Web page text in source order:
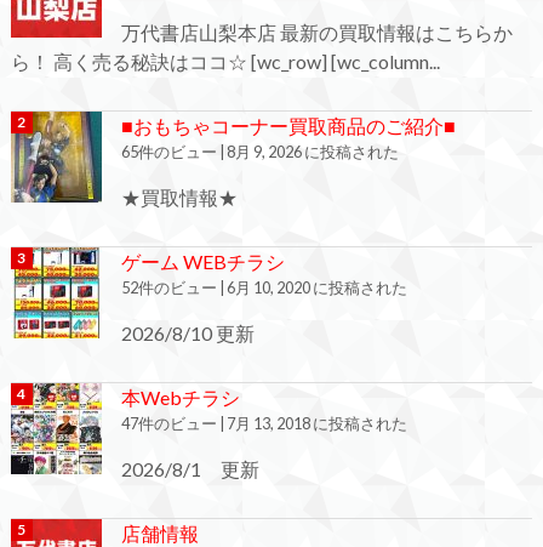
万代書店山梨本店 最新の買取情報はこちらか
ら！ 高く売る秘訣はココ☆ [wc_row] [wc_column...
■おもちゃコーナー買取商品のご紹介■
65件のビュー 8月 9, 2026 に投稿された
★買取情報★
ゲーム WEBチラシ
52件のビュー 6月 10, 2020 に投稿された
2026/8/10 更新
本Webチラシ
47件のビュー 7月 13, 2018 に投稿された
2026/8/1 更新
店舗情報